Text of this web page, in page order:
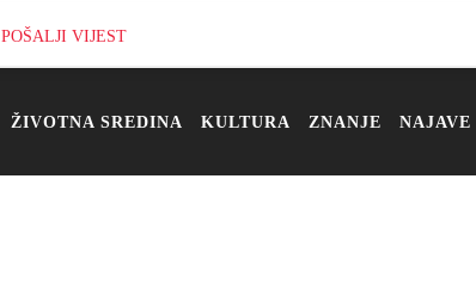
POŠALJI VIJEST
ŽIVOTNA SREDINA KULTURA ZNANJE NAJAVE